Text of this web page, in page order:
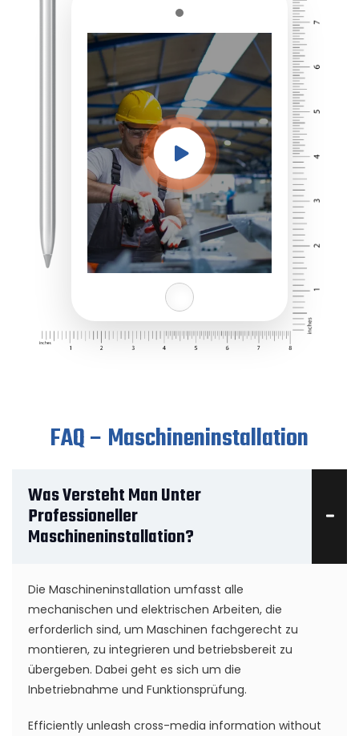
FAQ – Maschineninstallation
Was Versteht Man Unter
Professioneller
Maschineninstallation?
Die Maschineninstallation umfasst alle
mechanischen und elektrischen Arbeiten, die
erforderlich sind, um Maschinen fachgerecht zu
montieren, zu integrieren und betriebsbereit zu
übergeben. Dabei geht es sich um die
Inbetriebnahme und Funktionsprüfung.
Efficiently unleash cross-media information without